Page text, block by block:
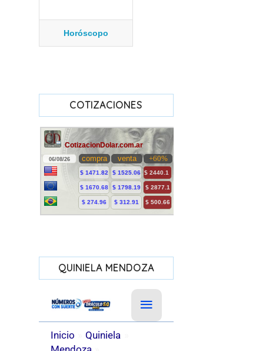
Horóscopo
COTIZACIONES
QUINIELA MENDOZA